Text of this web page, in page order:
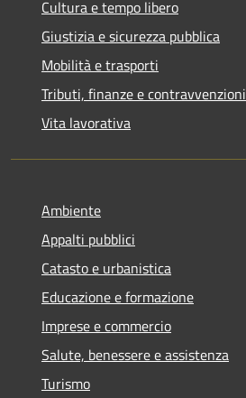
Cultura e tempo libero
Giustizia e sicurezza pubblica
Mobilità e trasporti
Tributi, finanze e contravvenzioni
Vita lavorativa
Ambiente
Appalti pubblici
Catasto e urbanistica
Educazione e formazione
Imprese e commercio
Salute, benessere e assistenza
Turismo